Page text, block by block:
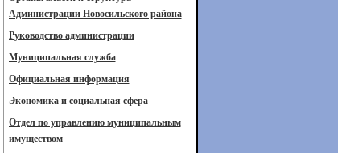
Администрации Новосильского района
Руководство администрации
Муниципальная служба
Официальная информация
Экономика и социальная сфера
Отдел по управлению муниципальным
имуществом